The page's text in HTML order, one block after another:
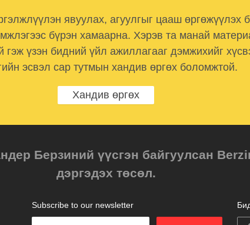
явуулах, агуулгыг цааш өргөжүүлэх
бүрэн хамаарна. Хэрэв та манай
гэж үзэн бидний үйл ажиллагааг дэмжихийг
эсвэл сар тутмын хандив өргөх боломжтой.
Хандив өргөх
Берзиний үүсгэн байгуулсан
дэргэдэх төсөл.
Subscribe to our newsletter